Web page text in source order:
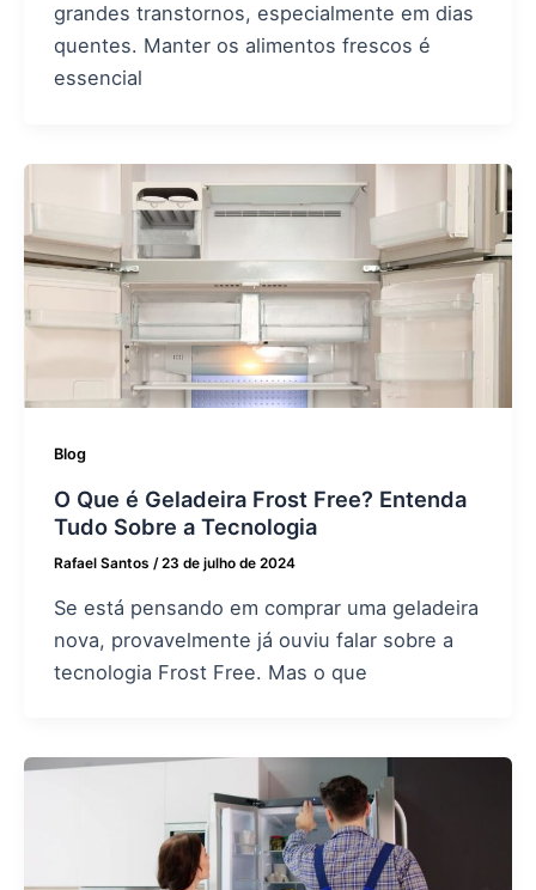
grandes transtornos, especialmente em dias
quentes. Manter os alimentos frescos é
essencial
Blog
O Que é Geladeira Frost Free? Entenda
Tudo Sobre a Tecnologia
Rafael Santos /23 de julho de 2024
Se está pensando em comprar uma geladeira
nova, provavelmente já ouviu falar sobre a
tecnologia Frost Free. Mas o que